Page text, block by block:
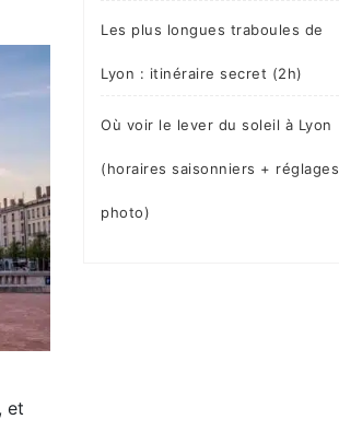
et
Les plus longues traboules de
Lyon : itinéraire secret (2h)
Où voir le lever du soleil à Lyon
(horaires saisonniers + réglages
photo)